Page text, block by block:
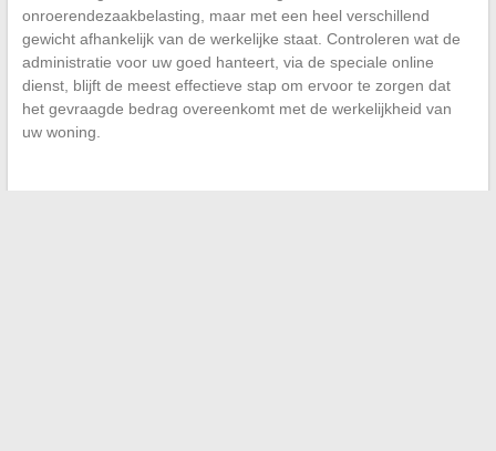
onroerendezaakbelasting, maar met een heel verschillend
gewicht afhankelijk van de werkelijke staat. Controleren wat de
administratie voor uw goed hanteert, via de speciale online
dienst, blijft de meest effectieve stap om ervoor te zorgen dat
het gevraagde bedrag overeenkomt met de werkelijkheid van
uw woning.